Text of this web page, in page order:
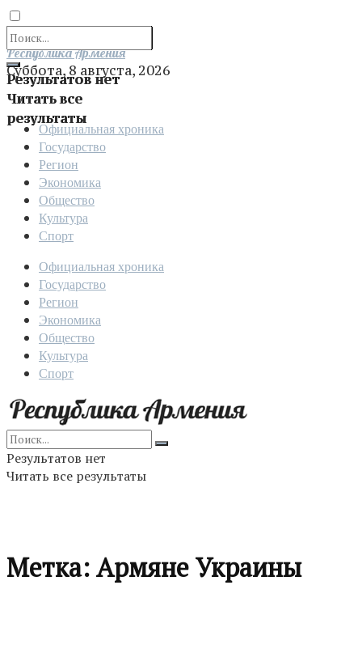
Результатов нет
Читать все
результаты
Отправить
Республика Армения
Суббота, 8 августа, 2026
Официальная хроника
Государство
Регион
Экономика
Общество
Культура
Спорт
Официальная хроника
Государство
Регион
Экономика
Общество
Культура
Спорт
Результатов нет
Читать все результаты
Метка:Армяне Украины